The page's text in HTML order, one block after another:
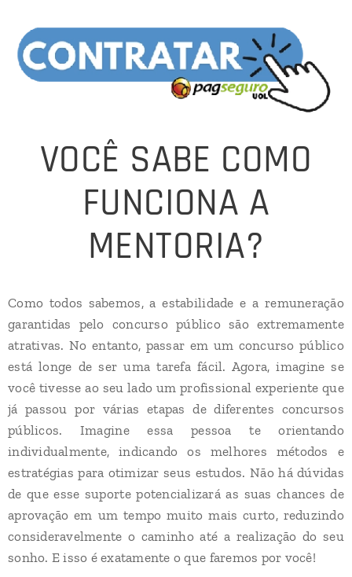
VOCÊ SABE COMO
FUNCIONA A
MENTORIA?
Como todos sabemos, a estabilidade e a remuneração
garantidas pelo concurso público são extremamente
atrativas. No entanto, passar em um concurso público
está longe de ser uma tarefa fácil. Agora, imagine se
você tivesse ao seu lado um profissional experiente que
já passou por várias etapas de diferentes concursos
públicos. Imagine essa pessoa te orientando
individualmente, indicando os melhores métodos e
estratégias para otimizar seus estudos. Não há dúvidas
de que esse suporte potencializará as suas chances de
aprovação em um tempo muito mais curto, reduzindo
consideravelmente o caminho até a realização do seu
sonho. E isso é exatamente o que faremos por você!